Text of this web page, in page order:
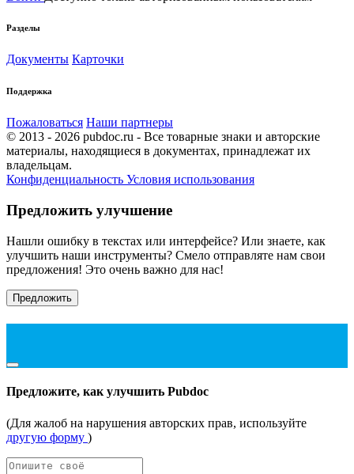
Разделы
Документы Карточки
Поддержка
Пожаловаться Наши партнеры
© 2013 - 2026 pubdoc.ru - Все товарные знаки и авторские
материалы, находящиеся в документах, принадлежат их
владельцам.
Конфиденциальность Условия использования
Предложить улучшение
Нашли ошибку в текстах или интерфейсе? Или знаете, как
улучшить наши инструменты? Смело отправляте нам свои
предложения! Это очень важно для нас!
Предложить
Предложите, как улучшить Pubdoc
(Для жалоб на нарушения авторских прав, используйте
другую форму )